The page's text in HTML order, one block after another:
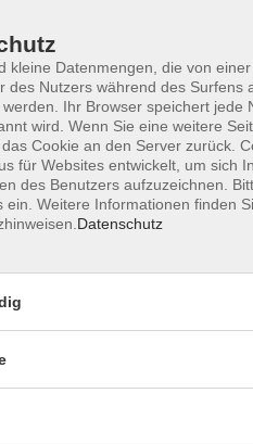
Impressum
kleine Datenmengen, die von
des Nutzers während des Surfens
Ihr Browser speichert jede
wird. Wenn Sie eine weitere
Cookie an den Server zurück.
für Websites entwickelt, um sich
des Benutzers aufzuzeichnen.
ein. Weitere Informationen finden
Datenschutz